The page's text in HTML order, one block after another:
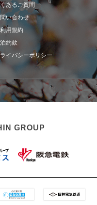
あるご質問
い合わせ
用規約
約款
イバシーポリシー
GROUP